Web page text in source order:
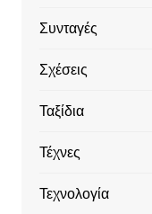
Συνταγές
Σχέσεις
Ταξίδια
Τέχνες
Τεχνολογία